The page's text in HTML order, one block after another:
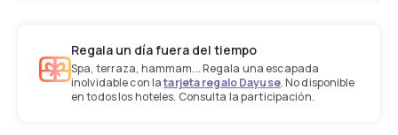
Regala un día fuera del tiempo
Spa, terraza, hammam... Regala una escapada
inolvidable con latarjeta regalo Dayuse. No disponible
en todos los hoteles. Consulta la participación.